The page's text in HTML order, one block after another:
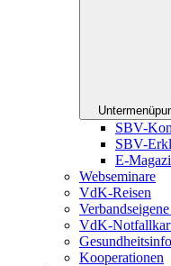
SBV-
SBV-
E-
Webseminare
VdK-Reisen
VdK-
Kooperationen